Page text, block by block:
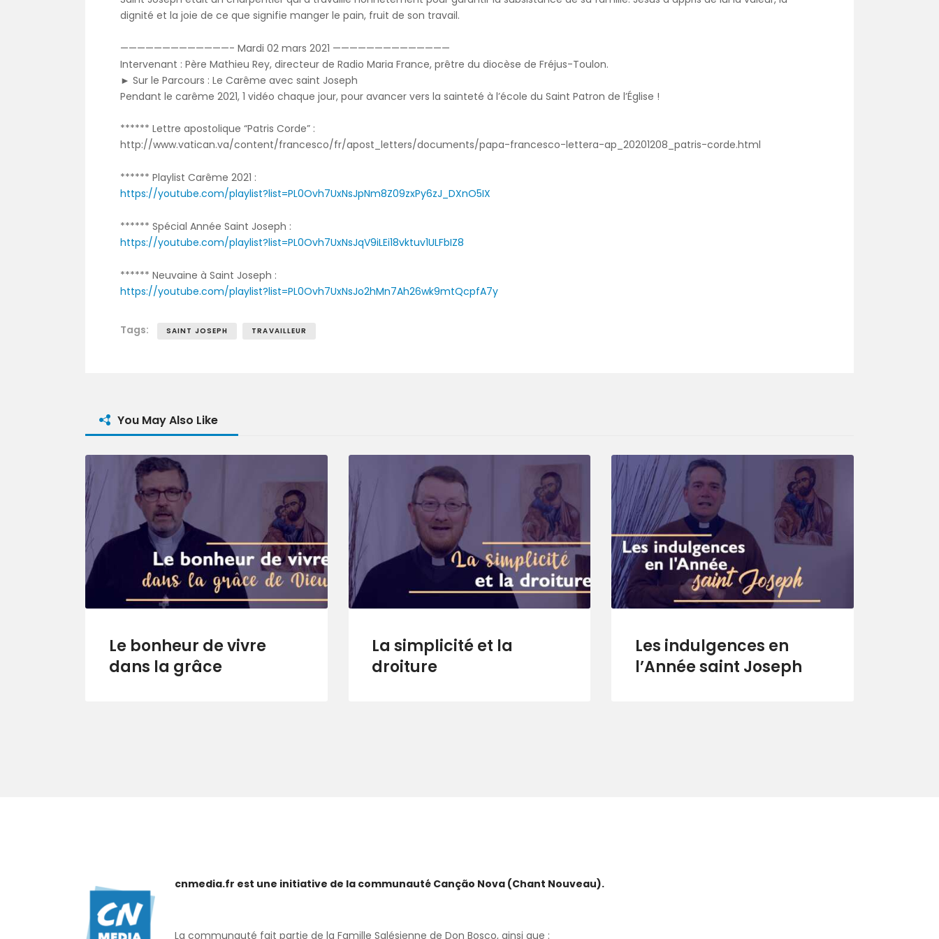
dignité et la joie de ce que signifie manger le pain, fruit de son travail.
—————————————- Mardi 02 mars 2021 ——————————————
Intervenant : Père Mathieu Rey, directeur de Radio Maria France, prêtre du diocèse de Fréjus-Toulon.
► Sur le Parcours : Le Carême avec saint Joseph
Pendant le carême 2021, 1 vidéo chaque jour, pour avancer vers la sainteté à l’école du Saint Patron de l’Église !
****** Lettre apostolique “Patris Corde” :
http://www.vatican.va/content/francesco/fr/apost_letters/documents/papa-francesco-lettera-ap_20201208_patris-corde.html
****** Playlist Carême 2021 :
https://youtube.com/playlist?list=PL0Ovh7UxNsJpNm8Z09zxPy6zJ_DXnO5IX
****** Spécial Année Saint Joseph :
https://youtube.com/playlist?list=PL0Ovh7UxNsJqV9iLEi18vktuv1ULFbIZ8
****** Neuvaine à Saint Joseph :
https://youtube.com/playlist?list=PL0Ovh7UxNsJo2hMn7Ah26wk9mtQcpfA7y
Tags: SAINT JOSEPH TRAVAILLEUR
You May Also Like
Le bonheur de vivre
dans la grâce
La simplicité et la
droiture
Les indulgences en
l’Année saint Joseph
cnmedia.fr est une initiative de la communauté Canção Nova (Chant Nouveau).
La communauté fait partie de la Famille Salésienne de Don Bosco, ainsi que :